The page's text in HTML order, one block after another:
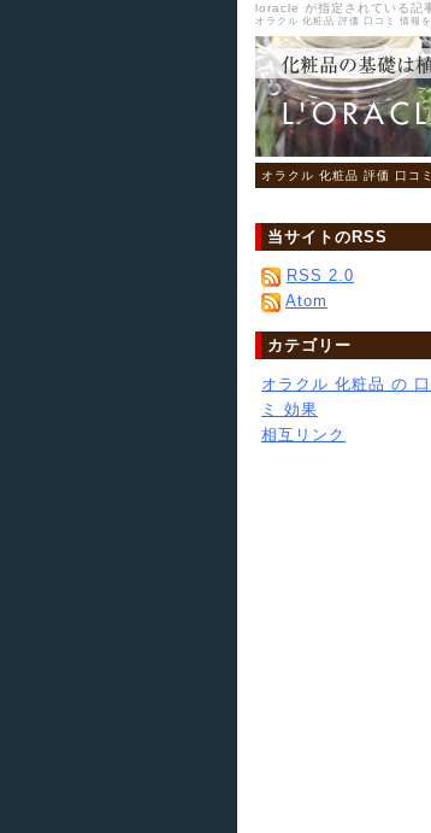
loracle が指定されている記
オラクル 化粧品 評価 口コミ 情報
オラクル 化粧品 評価 口コミ
当サイトのRSS
RSS 2.0
Atom
カテゴリー
オラクル 化粧品 の 口
ミ 効果
相互リンク